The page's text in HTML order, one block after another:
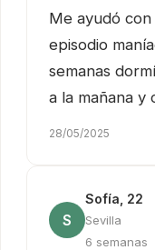
Me ayudó
episodio
semanas
a la mañana y
28/05/2025
S
Sofía, 22
Sevilla
6 semanas